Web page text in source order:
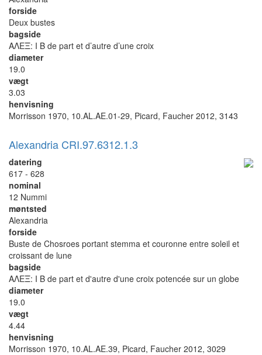
forside
Deux bustes
bagside
ΑΛΕΞ: I B de part et d’autre d’une croix
diameter
19.0
vægt
3.03
henvisning
Morrisson 1970, 10.AL.AE.01-29, Picard, Faucher 2012, 3143
Alexandria CRI.97.6312.1.3
datering
617 - 628
nominal
12 Nummi
møntsted
Alexandria
forside
Buste de Chosroes portant stemma et couronne entre soleil et
croissant de lune
bagside
ΑΛΕΞ: I B de part et d'autre d'une croix potencée sur un globe
diameter
19.0
vægt
4.44
henvisning
Morrisson 1970, 10.AL.AE.39, Picard, Faucher 2012, 3029